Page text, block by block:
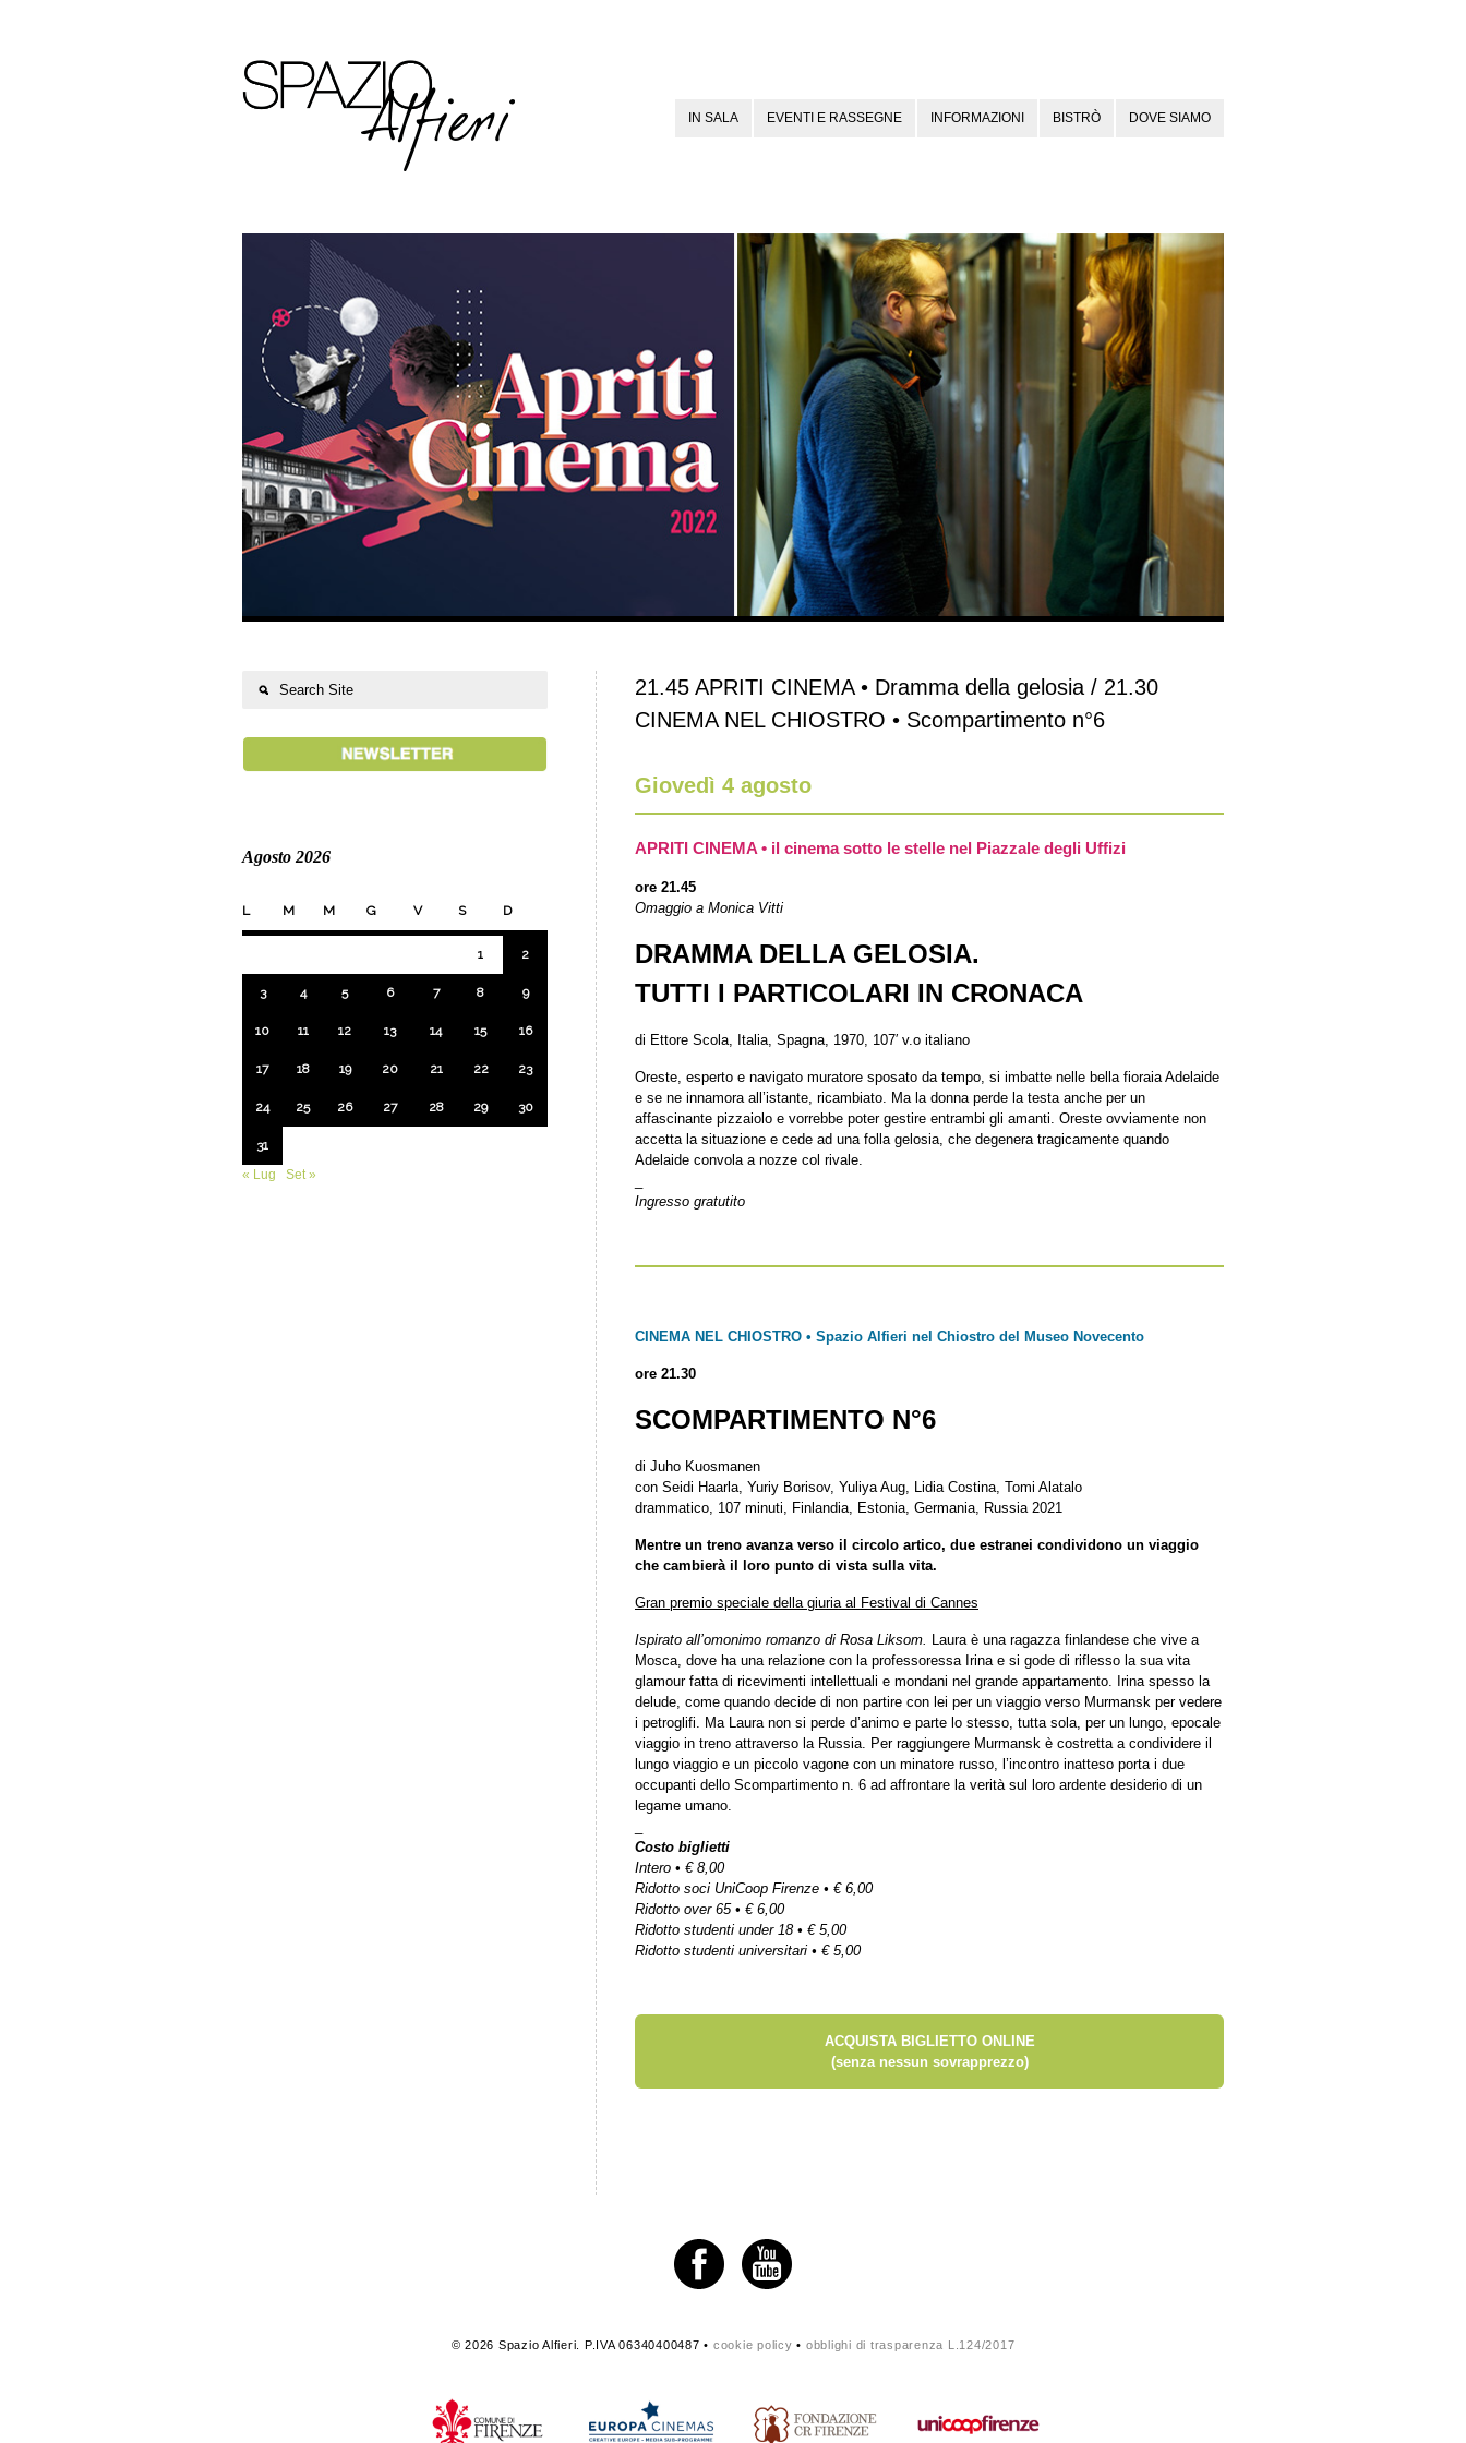
IN SALA EVENTI E RASSEGNE INFORMAZIONI BISTRÒ DOVE SIAMO
21.45 APRITI CINEMA • Dramma della gelosia / 21.30
CINEMA NEL CHIOSTRO • Scompartimento n°6
Giovedì 4 agosto
APRITI CINEMA • il cinema sotto le stelle nel Piazzale degli Uffizi
ore 21.45
Omaggio a Monica Vitti
DRAMMA DELLA GELOSIA.
TUTTI I PARTICOLARI IN CRONACA
di Ettore Scola, Italia, Spagna, 1970, 107′ v.o italiano
Oreste, esperto e navigato muratore sposato da tempo, si imbatte nelle bella fioraia Adelaide
e se ne innamora all’istante, ricambiato. Ma la donna perde la testa anche per un
affascinante pizzaiolo e vorrebbe poter gestire entrambi gli amanti. Oreste ovviamente non
accetta la situazione e cede ad una folla gelosia, che degenera tragicamente quando
Adelaide convola a nozze col rivale.
Ingresso gratutito
CINEMA NEL CHIOSTRO • Spazio Alfieri nel Chiostro del Museo Novecento
ore 21.30
SCOMPARTIMENTO N°6
di Juho Kuosmanen
con Seidi Haarla, Yuriy Borisov, Yuliya Aug, Lidia Costina, Tomi Alatalo
drammatico, 107 minuti, Finlandia, Estonia, Germania, Russia 2021
Mentre un treno avanza verso il circolo artico, due estranei condividono un viaggio
che cambierà il loro punto di vista sulla vita.
Gran premio speciale della giuria al Festival di Cannes
Ispirato all’omonimo romanzo di Rosa Liksom. Laura è una ragazza finlandese che vive a
Mosca, dove ha una relazione con la professoressa Irina e si gode di riflesso la sua vita
glamour fatta di ricevimenti intellettuali e mondani nel grande appartamento. Irina spesso la
delude, come quando decide di non partire con lei per un viaggio verso Murmansk per vedere
i petroglifi. Ma Laura non si perde d’animo e parte lo stesso, tutta sola, per un lungo, epocale
viaggio in treno attraverso la Russia. Per raggiungere Murmansk è costretta a condividere il
lungo viaggio e un piccolo vagone con un minatore russo, l’incontro inatteso porta i due
occupanti dello Scompartimento n. 6 ad affrontare la verità sul loro ardente desiderio di un
legame umano.
Costo biglietti
Intero • € 8,00
Ridotto soci UniCoop Firenze • € 6,00
Ridotto over 65 • € 6,00
Ridotto studenti under 18 • € 5,00
Ridotto studenti universitari • € 5,00
ACQUISTA BIGLIETTO ONLINE
(senza nessun sovrapprezzo)
Agosto 2026
L M M G V S D
1 2
3 4 5 6 7 8 9
10 11 12 13 14 15 16
17 18 19 20 21 22 23
24 25 26 27 28 29 30
31
« Lug
Set »
© 2026 Spazio Alfieri. P.IVA 06340400487 • cookie policy • obblighi di trasparenza L.124/2017